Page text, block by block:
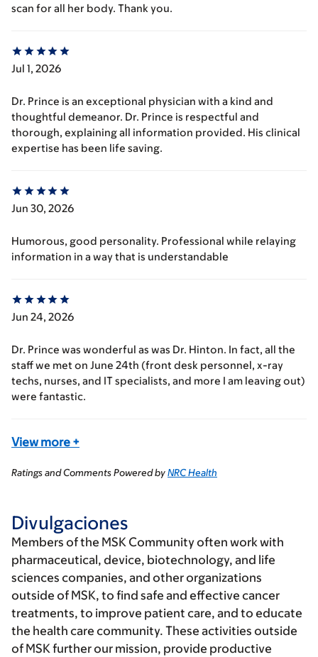
scan for all her body. Thank you.
Jul 1, 2026
Dr. Prince is an exceptional physician with a kind and
thoughtful demeanor. Dr. Prince is respectful and
thorough, explaining all information provided. His clinical
expertise has been life saving.
Jun 30, 2026
Humorous, good personality. Professional while relaying
information in a way that is understandable
Jun 24, 2026
Dr. Prince was wonderful as was Dr. Hinton. In fact, all the
staff we met on June 24th (front desk personnel, x-ray
techs, nurses, and IT specialists, and more I am leaving out)
were fantastic.
View more +
Ratings and Comments Powered byNRC Health
Divulgaciones
Members of the MSK Community often work with
pharmaceutical, device, biotechnology, and life
sciences companies, and other organizations
outside of MSK, to find safe and effective cancer
treatments, to improve patient care, and to educate
the health care community. These activities outside
of MSK further our mission, provide productive